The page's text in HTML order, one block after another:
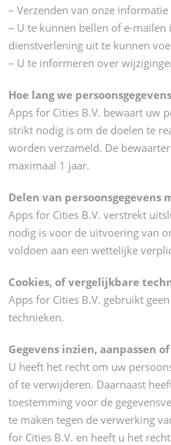
– Verzenden van onze
– U te kunnen bellen of e-
dienstverlening uit te kunnen
– U te informeren over
Hoe lang we
Apps for Cities B.V. bewaart uw
strikt nodig is om de doelen te
worden verzameld. De
maximaal 1 jaar.
Delen van persoonsgegevens
Apps for Cities B.V. verstrekt
nodig is voor de uitvoering van
voldoen aan een wettelijke
Cookies, of vergelijkbare
Apps for Cities B.V. gebruikt
technieken.
Gegevens inzien, aanpassen
U heeft het recht om uw
of te verwijderen. Daarnaast
toestemming voor de
te maken tegen de verwerking
for Cities B.V. en heeft u het